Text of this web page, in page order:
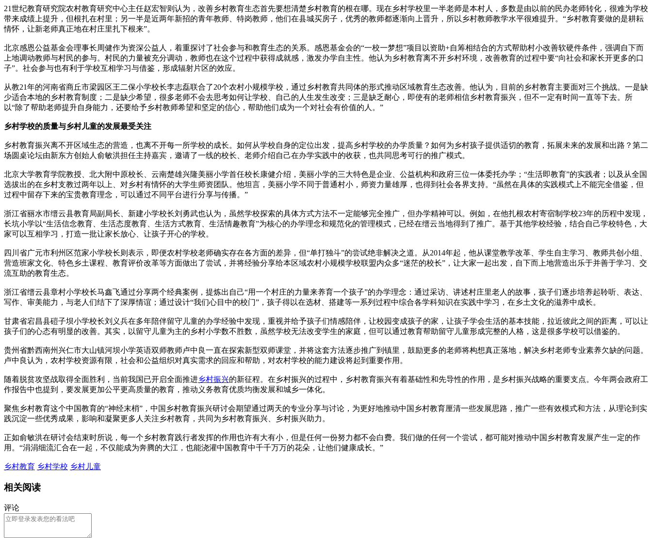
21世纪教育研究院农村教育研究中心主任赵宏智则认为，改善乡村教育生态首先要想清楚乡村教育的根在哪。现在乡村学校里一半老师是本村人，多数是由以前的民办老师转化，很难为学校
带来成绩上提升，但根扎在村里；另一半是近两年新招的青年教师、特岗教师，他们在县城买房子，优秀的教师都逐渐向上晋升，所以乡村教师教学水平很难提升。“乡村教育要做的是耕耘
情怀，让新老师真正地在村庄里扎下根来”。
北京感恩公益基金会理事长周健作为资深公益人，着重探讨了社会参与和教育生态的关系。感恩基金会的“一校一梦想”项目以资助+自筹相结合的方式帮助村小改善软硬件条件，强调自下而
上地调动教师与村民的参与。村民的力量被充分调动，教师也在这个过程中获得成就感，激发办学自主性。他认为乡村教育离不开乡村环境，改善教育的过程中要“向社会和家长开更多的口
子”。社会参与也有利于学校互相学习与借鉴，形成辐射片区的效应。
从教21年的河南省商丘市梁园区王二保小学校长李志磊联合了20个农村小规模学校，通过乡村教育共同体的形式推动区域教育生态改善。他认为，目前的乡村教育主要面对三个挑战。一是缺
少适合本地的乡村教育制度；二是缺少希望，很多老师不会去思考如何让学校、自己的人生发生改变；三是缺乏耐心，即使有的老师相信乡村教育振兴，但不一定有时间一直等下去。所
以“除了帮助老师提升自身能力，还要给予乡村教师希望和坚定的信心，帮助他们成为一个对社会有价值的人。”
乡村学校的质量与乡村儿童的发展最受关注
乡村教育振兴离不开区域生态的营造，也离不开每一所学校的成长。如何从学校自身的定位出发，提高乡村学校的办学质量？如何为乡村孩子提供适切的教育，拓展未来的发展和出路？第二
场圆桌论坛由新东方创始人俞敏洪担任主持嘉宾，邀请了一线的校长、老师介绍自己在办学实践中的收获，也共同思考可行的推广模式。
北京大学教育学院教授、北大附中原校长、云南楚雄兴隆美丽小学首任校长康健介绍，美丽小学的三大特色是企业、公益机构和政府三位一体委托办学；“生活即教育”的实践者；以及从全国
选拔出的在乡村支教过两年以上、对乡村有情怀的大学生师资团队。他坦言，美丽小学不同于普通村小，师资力量雄厚，也得到社会各界支持。“虽然在具体的实践模式上不能完全借鉴，但
过程中留存下来的宝贵教育理念，可以通过不同平台进行分享与传播。”
浙江省丽水市缙云县教育局副局长、新建小学校长刘勇武也认为，虽然学校探索的具体方式方法不一定能够完全推广，但办学精神可以。例如，在他扎根农村寄宿制学校23年的历程中发现，
长坑小学以“生活信念教育、生活态度教育、生活方式教育、生活情趣教育”为核心的办学理念和规范化的管理模式，已经在缙云当地得到了推广。基于其他学校经验，结合自己学校特色，大
家可以互相学习，打造一批让家长放心、让孩子开心的学校。
四川省广元市利州区范家小学校长则表示，即便农村学校老师确实存在各方面的差异，但“单打独斗”的尝试绝非解决之道。从2014年起，他从课堂教学改革、学生自主学习、教师共创小组、
营造班家文化、特色乡土课程、教育评价改革等方面做出了尝试，并将经验分享给本区域农村小规模学校联盟内众多“迷茫的校长”，让大家一起出发，自下而上地营造出乐于并善于学习、交
流互助的教育生态。
浙江省缙云县章村小学校长马鑫飞通过分享两个经典案例，提炼出自己“用一个村庄的力量来养育一个孩子”的办学理念：通过采访、讲述村庄里老人的故事，孩子们逐步培养起聆听、表达、
写作、审美能力，与老人们结下了深厚情谊；通过设计“我们心目中的校门”，孩子得以在选材、搭建等一系列过程中综合各学科知识在实践中学习，在乡土文化的滋养中成长。
甘肃省宕昌县磑子坝小学校长刘义兵在多年陪伴留守儿童的办学经验中发现，重视并给予孩子们情感陪伴，让校园变成孩子的家，让孩子学会生活的基本技能，拉近彼此之间的距离，可以让
孩子们的心态有明显的改善。其实，以留守儿童为主的乡村小学数不胜数，虽然学校无法改变学生的家庭，但可以通过教育帮助留守儿童形成完整的人格，这是很多学校可以借鉴的。
贵州省黔西南州兴仁市大山镇河坝小学英语双师教师卢中良一直在探索新型双师课堂，并将这套方法逐步推广到镇里，鼓励更多的老师将构想真正落地，解决乡村老师专业素养欠缺的问题。
卢中良认为，农村学校资源有限，社会和公益组织对真实需求的回应和帮助，对农村学校的能力建设将起到重要作用。
随着脱贫攻坚战取得全面胜利，当前我国已开启全面推进乡村振兴的新征程。在乡村振兴的过程中，乡村教育振兴有着基础性和先导性的作用，是乡村振兴战略的重要支点。今年两会政府工
作报告中也提到，要发展更加公平更高质量的教育，推动义务教育优质均衡发展和城乡一体化。
聚焦乡村教育这个中国教育的“神经末梢”，中国乡村教育振兴研讨会期望通过两天的专业分享与讨论，为更好地推动中国乡村教育厘清一些发展思路，推广一些有效模式和方法，从理论到实
践沉淀一些优秀成果，影响和凝聚更多人关注乡村教育，共同为乡村教育振兴、乡村振兴助力。
正如俞敏洪在研讨会结束时所说，每一个乡村教育践行者发挥的作用也许有大有小，但是任何一份努力都不会白费。我们做的任何一个尝试，都可能对推动中国乡村教育发展产生一定的作
用。“涓涓细流汇合在一起，不仅能成为奔腾的大江，也能浇灌中国教育中千千万万的花朵，让他们健康成长。”
乡村教育 乡村学校 乡村儿童
相关阅读
评论